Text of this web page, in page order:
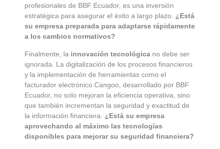
profesionales de BBF Ecuador, es una inversión
estratégica para asegurar el éxito a largo plazo. ¿Está
su empresa preparada para adaptarse rápidamente
a los cambios normativos?
Finalmente, la innovación tecnológica no debe ser
ignorada. La digitalización de los procesos financieros
y la implementación de herramientas como el
facturador electrónico Cangoo, desarrollado por BBF
Ecuador, no solo mejoran la eficiencia operativa, sino
que también incrementan la seguridad y exactitud de
la información financiera. ¿Está su empresa
aprovechando al máximo las tecnologías
disponibles para mejorar su seguridad financiera?